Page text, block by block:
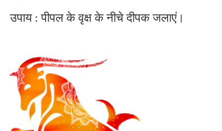
उपाय : पीपल के वृक्ष के नीचे दीपक जलाएं।